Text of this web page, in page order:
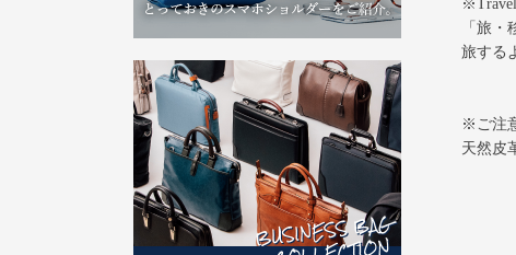
「旅
旅する
※ご注
天然皮